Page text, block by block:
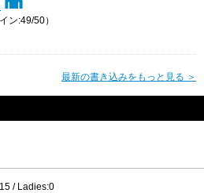
ン:49/50）
最新の書き込みをもっと見る ＞
/ Ladies:0